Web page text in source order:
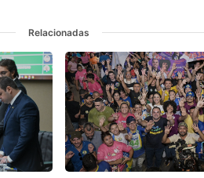
Relacionadas